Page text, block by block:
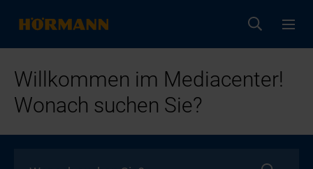
Willkommen im Mediacenter!
Wonach suchen Sie?